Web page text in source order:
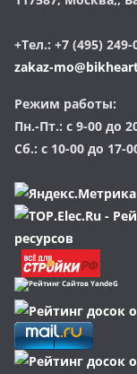
+Тел.: +7 (495) 249-
zakaz-
Режим работы:
Пн.-Пт.: с 9-00 до
Сб.: с 10-00 до 17-